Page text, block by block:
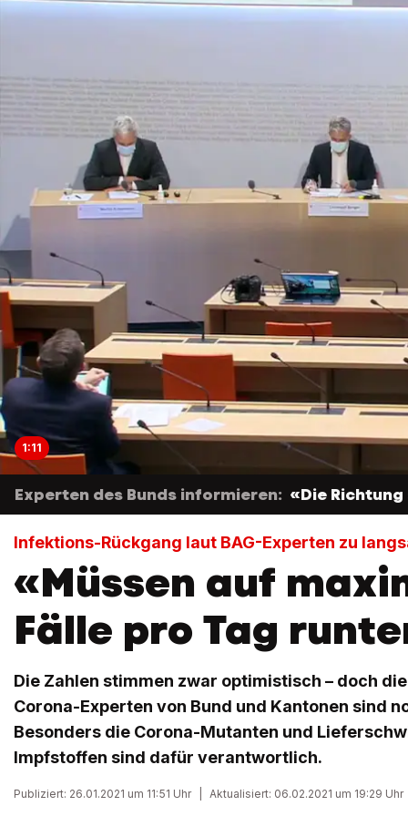
1:11
Experten des Bunds informieren: «Die
Infektions-Rückgang laut BAG-Experten zu
«Müssen auf
Fälle pro Tag
Die Zahlen stimmen zwar optimistisch – doch
Corona-Experten von Bund und Kantonen sind
Besonders die Corona-Mutanten und
Impfstoffen sind dafür verantwortlich.
Publiziert: 26.01.2021 um 11:51 Uhr Aktualisiert: 06.02.2021 um 19:29 Uhr